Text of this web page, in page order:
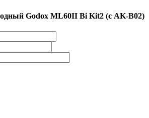
Godox ML60II Bi Kit2 (с AK-B02)